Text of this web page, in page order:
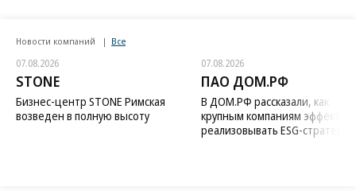
Новости компаний Все
07.08.2026
STONE
Бизнес-центр STONE Римская
возведен в полную высоту
07.08.2026
ПАО ДОМ.РФ
В ДОМ.РФ рассказали, как
крупным компаниям
реализовывать ESG-стратегию